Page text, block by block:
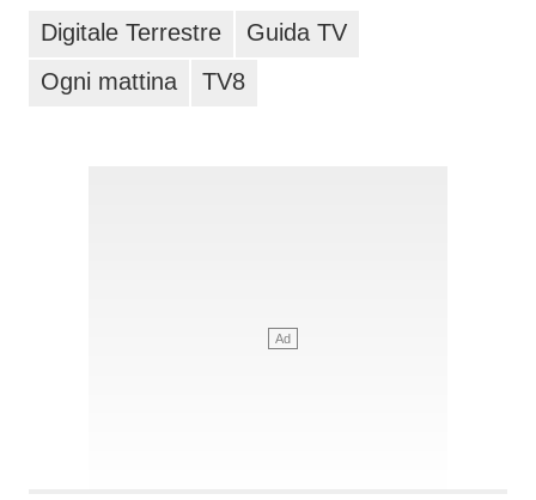
Digitale Terrestre
Guida TV
Ogni mattina
TV8